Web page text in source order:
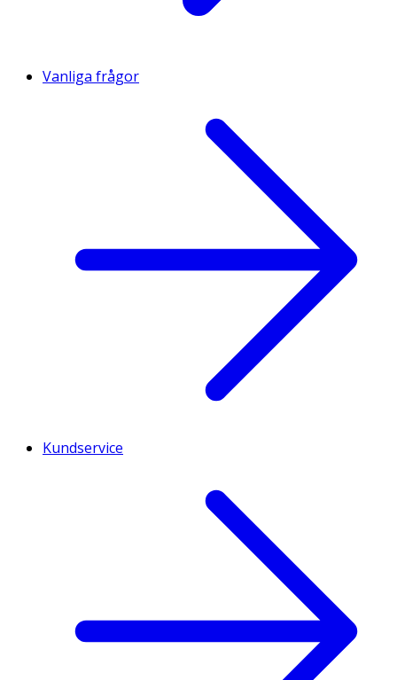
Vanliga frågor
Kundservice